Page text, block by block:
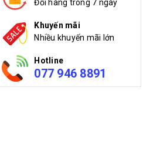
Đổi hàng trong 7 ngày
Khuyến mãi
Nhiều khuyến mãi lớn
Hotline
077 946 8891